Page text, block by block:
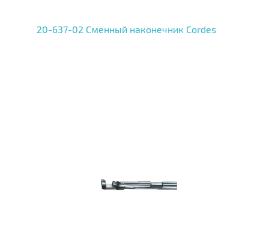
20-637-02 Сменный наконечник Cordes